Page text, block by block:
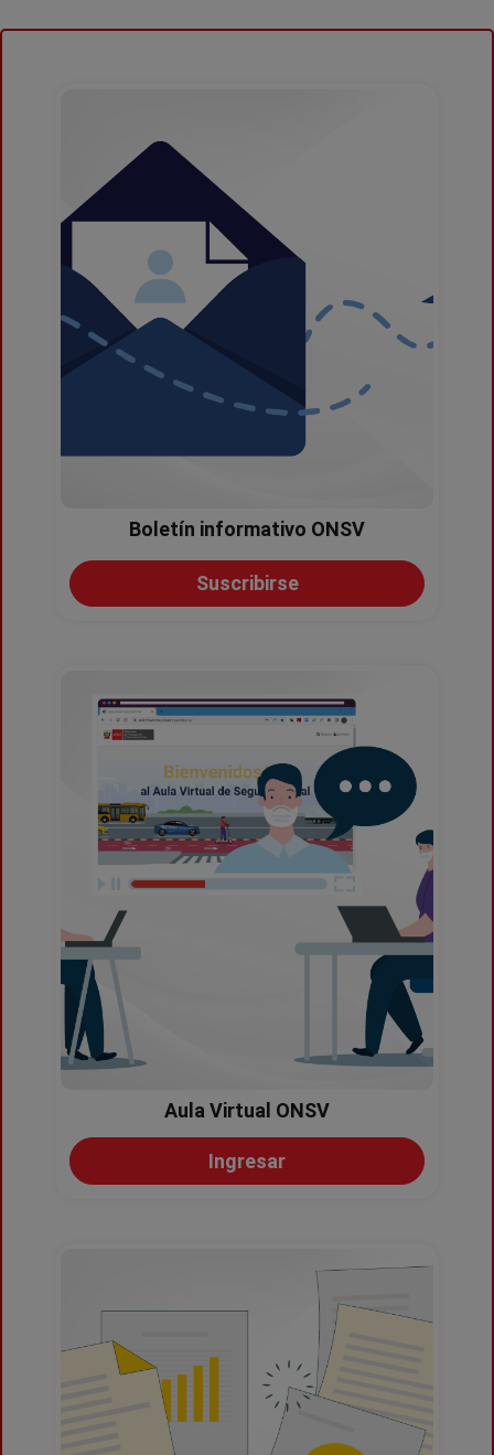
31-07-2026
13:30:00
Clase: Choque
Lugar: LIMA / LIMA / SAN MIGUEL
Coordenadas: -12.0703262 -77.0778716
Consecuencias:
31-07-2026
10:00:00
Clase: Volcadura
Lugar: AMAZONAS / UTCUBAMBA /
JAMALCA Coordenadas: -5.88600943 -78.1504699
Vehículos: CAMIÓN Consecuencias:
CAMIONETA PICK UP,CAMIONETA PICK UPConsecuencias:
Boletín informativo ONSV
Suscribirse
Aula Virtual ONSV
Ingresar